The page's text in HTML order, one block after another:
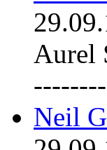
Aurel
Neil